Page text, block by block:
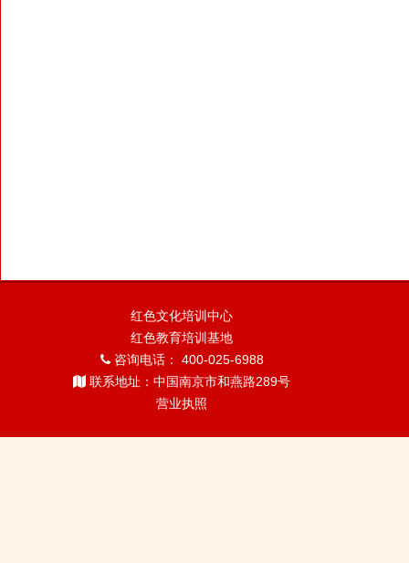
红色文化培训中心
红色教育培训基地
咨询电话： 400-025-6988
联系地址：中国南京市和燕路289号
营业执照